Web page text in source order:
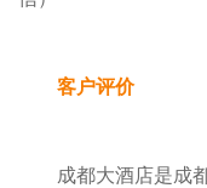
客户评价
成都大酒店是成